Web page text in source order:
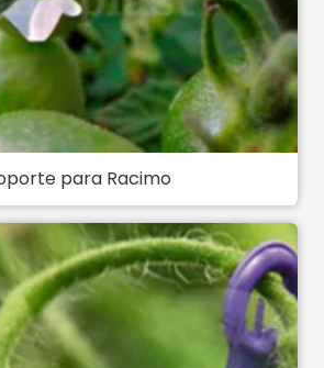
para Racimo